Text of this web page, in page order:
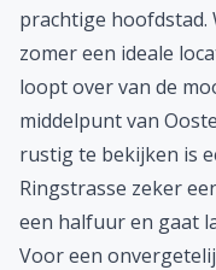
prachtige hoofdstad.
zomer een ideale
loopt over van de
middelpunt van
rustig te bekijken is
Ringstrasse zeker
een halfuur en gaat
Voor een